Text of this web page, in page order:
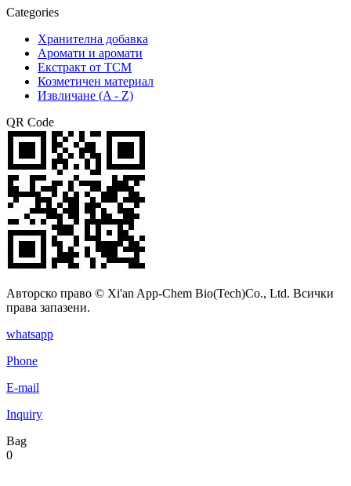
Categories
Хранителна добавка
Аромати и аромати
Екстракт от TCM
Козметичен материал
Извличане (A - Z)
QR Code
Авторско право © Xi'an App-Chem Bio(Tech)Co., Ltd. Всички
права запазени.
whatsapp
Phone
E-mail
Inquiry
Bag
0